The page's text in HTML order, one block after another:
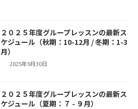
２０２５年度グループレッスンの最新ス
ケジュール（秋期：10-12月 / 冬期：1-3
月）
2025年9月30日
２０２５年度グループレッスンの最新ス
ケジュール（夏期：７ - ９月）